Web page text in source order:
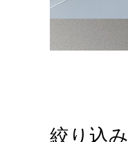
絞り込み